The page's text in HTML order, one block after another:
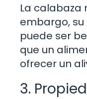
La calabaza
embargo,
puede ser
que un
ofrecer un
3.